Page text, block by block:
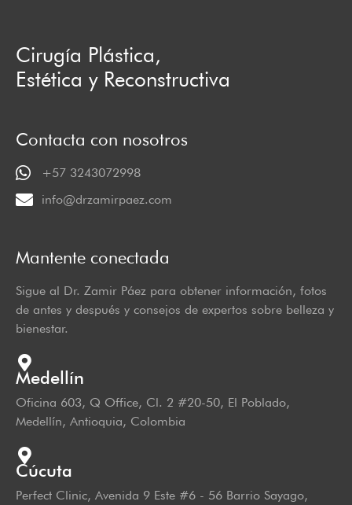
Cirugía Plástica,
Estética y Reconstructiva
Contacta con nosotros
+57 3243072998
info@drzamirpaez.com
Mantente conectada
Sigue al Dr. Zamir Páez para obtener información, fotos
de antes y después y consejos de expertos sobre belleza y
bienestar.
Medellín
Oficina 603, Q Office, Cl. 2 #20-50, El Poblado,
Medellín, Antioquia, Colombia
Cúcuta
Perfect Clinic, Avenida 9 Este #6 - 56 Barrio Sayago,